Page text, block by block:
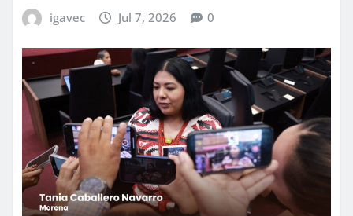
igavec Jul 7, 2026 0